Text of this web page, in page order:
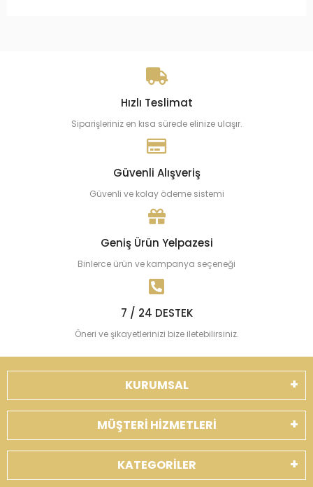
Hızlı Teslimat
Siparişleriniz en kısa sürede elinize ulaşır.
Güvenli Alışveriş
Güvenli ve kolay ödeme sistemi
Geniş Ürün Yelpazesi
Binlerce ürün ve kampanya seçeneği
7 / 24 DESTEK
Öneri ve şikayetlerinizi bize iletebilirsiniz.
KURUMSAL
MÜŞTERİ HİZMETLERİ
KATEGORİLER